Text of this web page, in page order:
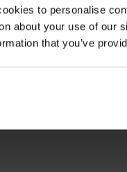
to personalise
about your use of our
that you’ve
Entri IV bélés